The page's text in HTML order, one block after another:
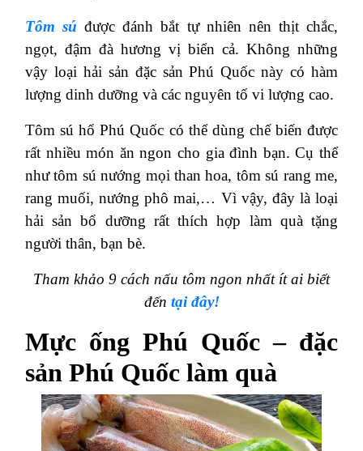
Tôm sú được đánh bắt tự nhiên nên thịt chắc,
ngọt, đậm đà hương vị biển cả. Không những
vậy loại hải sản đặc sản Phú Quốc này có hàm
lượng dinh dưỡng và các nguyên tố vi lượng cao.
Tôm sú hổ Phú Quốc có thể dùng chế biến được
rất nhiều món ăn ngon cho gia đình bạn. Cụ thể
như tôm sú nướng mọi than hoa, tôm sú rang me,
rang muối, nướng phô mai,… Vì vậy, đây là loại
hải sản bổ dưỡng rất thích hợp làm quà tặng
người thân, bạn bè.
Tham khảo 9 cách nấu tôm ngon nhất ít ai biết
đến tại đây!
Mực ống Phú Quốc – đặc
sản Phú Quốc làm quà